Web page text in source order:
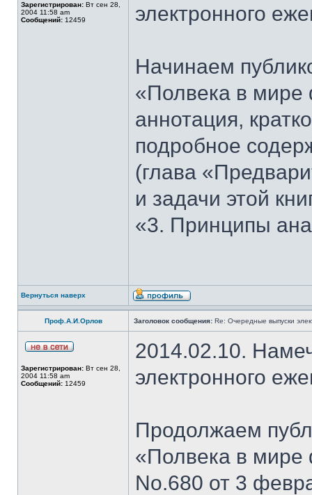
Зарегистрирован: Вт сен 28,
2004 11:58 am
Сообщений: 12459
электронного
Начинаем
«Полвека в
аннотация,
подробное
(глава
и задачи этой
«3. Принципы
Вернуться наверх
Проф.А.И.Орлов Заголовок сообщения: Re: Очередные выпуски
Зарегистрирован: Вт сен 28,
2004 11:58 am
Сообщений: 12459
2014.02.10.
электронного
Продолжаем
«Полвека в мире
No.680 от 3